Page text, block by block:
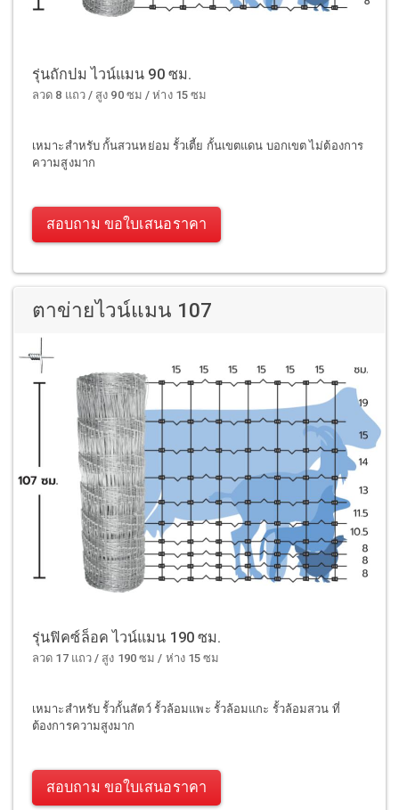
รุ่นถักปม ไวน์แมน 90 ซม.
ลวด 8 แถว / สูง 90 ซม / ห่าง 15 ซม
เหมาะสำหรับ กั้นสวนหย่อม รั้วเตี้ย กั้นเขตแดน บอกเขต ไม่ต้องการ
ความสูงมาก
สอบถาม ขอใบเสนอราคา
ตาข่ายไวน์แมน 107
รุ่นฟิคซ์ล็อค ไวน์แมน 190 ซม.
ลวด 17 แถว / สูง 190 ซม / ห่าง 15 ซม
เหมาะสำหรับ รั้วกั้นสัตว์ รั้วล้อมแพะ รั้วล้อมแกะ รั้วล้อมสวน ที่
ต้องการความสูงมาก
สอบถาม ขอใบเสนอราคา